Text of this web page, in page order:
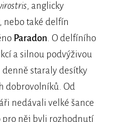
, anglicky
nebo také delfín
Paradon . O delfíního
a silnou podvýživou
staraly desítky
dobrovolníků. Od
nedávali velké šance
pro něj byli rozhodnutí